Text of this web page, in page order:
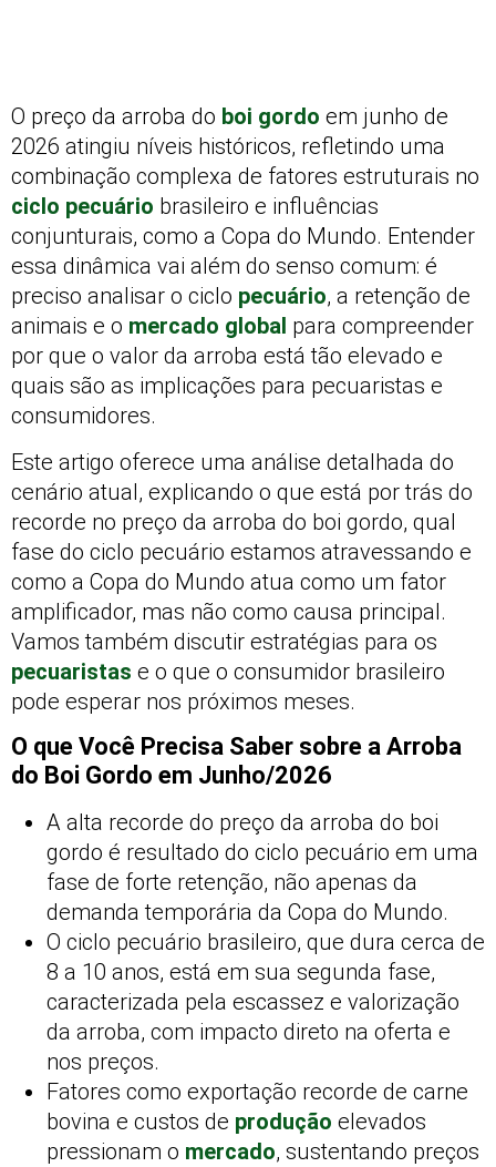
O preço da arroba do boi gordo em junho de
2026 atingiu níveis históricos, refletindo uma
combinação complexa de fatores estruturais no
ciclo pecuário brasileiro e influências
conjunturais, como a Copa do Mundo. Entender
essa dinâmica vai além do senso comum: é
preciso analisar o ciclo pecuário, a retenção de
animais e o mercado global para compreender
por que o valor da arroba está tão elevado e
quais são as implicações para pecuaristas e
consumidores.
Este artigo oferece uma análise detalhada do
cenário atual, explicando o que está por trás do
recorde no preço da arroba do boi gordo, qual
fase do ciclo pecuário estamos atravessando e
como a Copa do Mundo atua como um fator
amplificador, mas não como causa principal.
Vamos também discutir estratégias para os
pecuaristas e o que o consumidor brasileiro
pode esperar nos próximos meses.
O que Você Precisa Saber sobre a Arroba
do Boi Gordo em Junho/2026
A alta recorde do preço da arroba do boi
gordo é resultado do ciclo pecuário em uma
fase de forte retenção, não apenas da
demanda temporária da Copa do Mundo.
O ciclo pecuário brasileiro, que dura cerca de
8 a 10 anos, está em sua segunda fase,
caracterizada pela escassez e valorização
da arroba, com impacto direto na oferta e
nos preços.
Fatores como exportação recorde de carne
bovina e custos de produção elevados
pressionam o mercado, sustentando preços